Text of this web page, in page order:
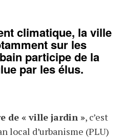
climatique, la ville
sur les
participe de la
par les élus.
de « ville jardin », c’est
local d’urbanisme (PLU)